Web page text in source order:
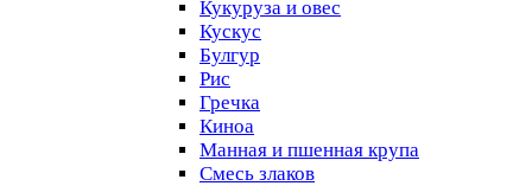
Кукуруза и овес
Кускус
Булгур
Рис
Гречка
Киноа
Манная и пшенная крупа
Смесь злаков